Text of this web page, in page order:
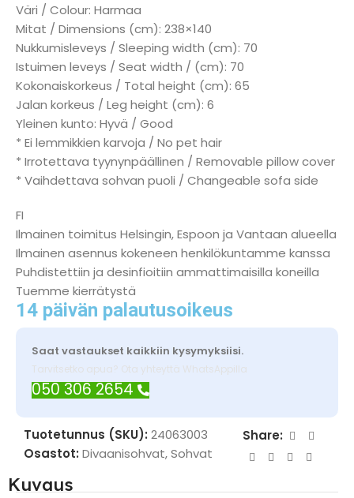
Väri / Colour: Harmaa
Mitat / Dimensions (cm): 238×140
Nukkumisleveys / Sleeping width (cm): 70
Istuimen leveys / Seat width / (cm): 70
Kokonaiskorkeus / Total height (cm): 65
Jalan korkeus / Leg height (cm): 6
Yleinen kunto: Hyvä / Good
* Ei lemmikkien karvoja / No pet hair
* Irrotettava tyynynpäällinen / Removable pillow cover
* Vaihdettava sohvan puoli / Changeable sofa side
FI
Ilmainen toimitus Helsingin, Espoon ja Vantaan alueella
Ilmainen asennus kokeneen henkilökuntamme kanssa
Puhdistettiin ja desinfioitiin ammattimaisilla koneilla
Tuemme kierrätystä
14 päivän palautusoikeus
Saat vastaukset kaikkiin kysymyksiisi.
Tarvitsetko apua? Ota yhteyttä WhatsAppilla
050 306 2654
Tuotetunnus (SKU): 24063003
Osastot: Divaanisohvat,Sohvat
Share:
Kuvaus